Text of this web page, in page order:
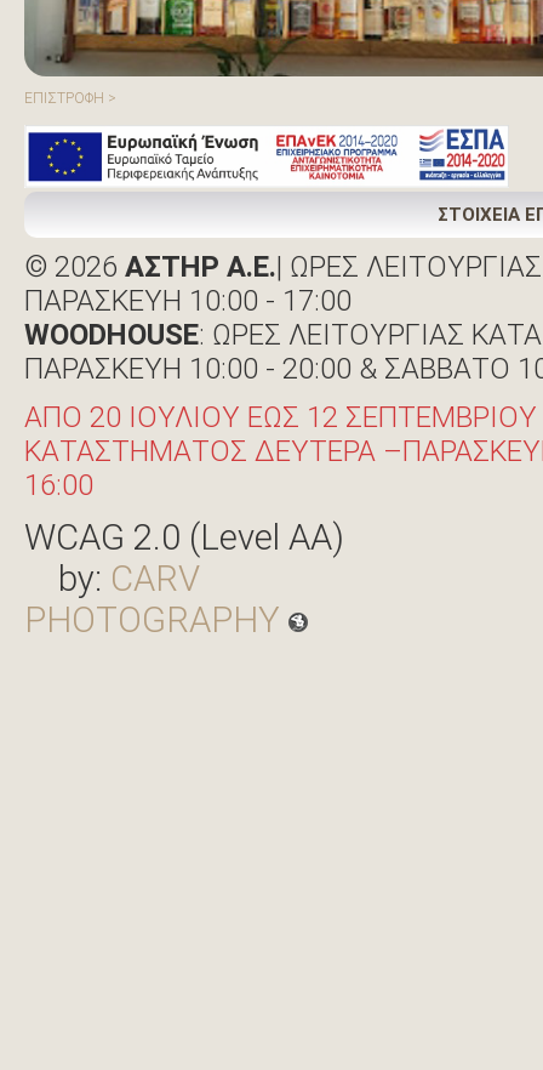
ΕΠΙΣΤΡΟΦΗ >
ΣΤΟΙΧΕΙΑ
© 2026 ΑΣΤΗΡ Α.Ε.| ΩΡΕΣ
ΠΑΡΑΣΚΕΥΗ 10:00 - 17:00
WOODHOUSE: ΩΡΕΣ ΛΕΙΤΟΥΡΓΙΑΣ
ΠΑΡΑΣΚΕΥΗ 10:00 - 20:00 & ΣΑΒΒΑΤΟ
ΑΠΟ 20 ΙΟΥΛΙΟΥ ΕΩΣ 12
ΚΑΤΑΣΤΗΜΑΤΟΣ ΔΕΥΤΕΡΑ
16:00
WCAG 2.0 (Level AA)
by: CARV
PHOTOGRAPHY